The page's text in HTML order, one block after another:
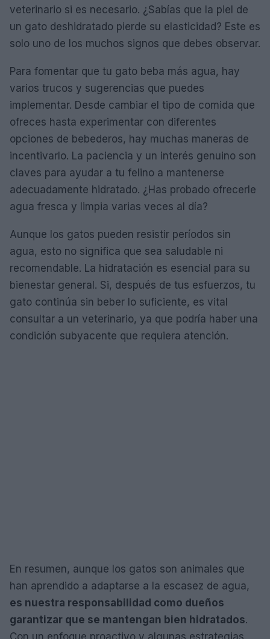
veterinario si es necesario. ¿Sabías que la piel de
un gato deshidratado pierde su elasticidad? Este es
solo uno de los muchos signos que debes observar.
Para fomentar que tu gato beba más agua, hay
varios trucos y sugerencias que puedes
implementar. Desde cambiar el tipo de comida que
ofreces hasta experimentar con diferentes
opciones de bebederos, hay muchas maneras de
incentivarlo. La paciencia y un interés genuino son
claves para ayudar a tu felino a mantenerse
adecuadamente hidratado. ¿Has probado ofrecerle
agua fresca y limpia varias veces al día?
Aunque los gatos pueden resistir períodos sin
agua, esto no significa que sea saludable ni
recomendable. La hidratación es esencial para su
bienestar general. Si, después de tus esfuerzos, tu
gato continúa sin beber lo suficiente, es vital
consultar a un veterinario, ya que podría haber una
condición subyacente que requiera atención.
En resumen, aunque los gatos son animales que
han aprendido a adaptarse a la escasez de agua,
es nuestra responsabilidad como dueños
garantizar que se mantengan bien hidratados.
Con un enfoque proactivo y algunas estrategias